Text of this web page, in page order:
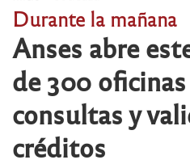
Durante la mañana
Anses abre
de 300
consultas y
créditos